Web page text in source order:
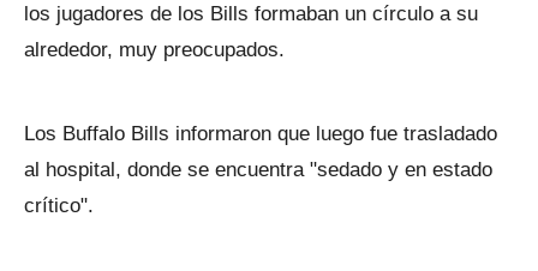
los jugadores de los Bills formaban un círculo a su
alrededor, muy preocupados.
Los Buffalo Bills informaron que luego fue trasladado
al hospital, donde se encuentra "sedado y en estado
crítico".